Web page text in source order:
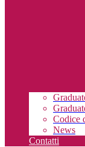
Codice
News
Contatti